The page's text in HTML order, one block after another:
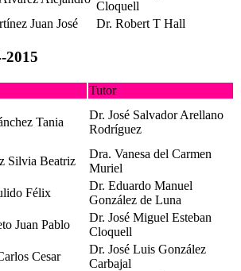
Cloquell
Juan José Dr. Robert T Hall
2015
Tutor
Tania
Dr. José Salvador Arellano
Rodríguez
Silvia Beatriz
Dra. Vanesa del Carmen
Muriel
Félix
Dr. Eduardo Manuel
González de Luna
Juan Pablo
Dr. José Miguel Esteban
Cloquell
Cesar
Dr. José Luis González
Carbajal